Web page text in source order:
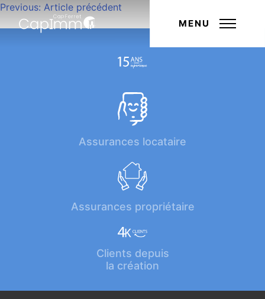
MENU
Navigation
de
Previous: Article précédent
Assurances locataire
Assurances propriétaire
Clients depuis
la création